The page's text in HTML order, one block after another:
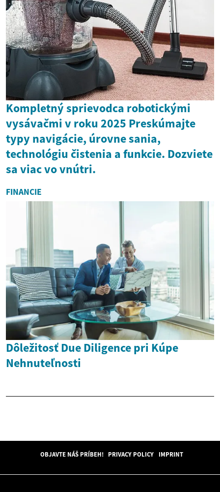
Kompletný sprievodca robotickými
vysávačmi v roku 2025 Preskúmajte
typy navigácie, úrovne sania,
technológiu čistenia a funkcie. Dozviete
sa viac vo vnútri.
FINANCIE
Dôležitosť Due Diligence pri Kúpe
Nehnuteľnosti
OBJAVTE NÁŠ PRÍBEH! PRIVACY POLICY IMPRINT